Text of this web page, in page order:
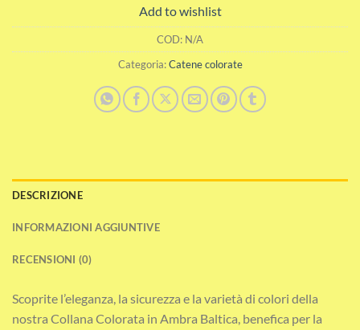
Add to wishlist
COD: N/A
Categoria:Catene colorate
DESCRIZIONE
INFORMAZIONI AGGIUNTIVE
RECENSIONI (0)
Scoprite l’eleganza, la sicurezza e la varietà di colori della
nostra Collana Colorata in Ambra Baltica, benefica per la